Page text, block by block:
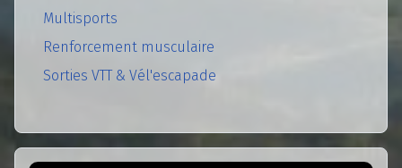
Multisports
Renforcement musculaire
Sorties VTT & Vél'escapade